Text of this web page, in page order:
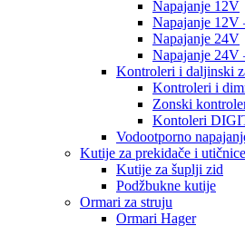
Napajanje 12V
Napajanje 12V
Napajanje 24V
Napajanje 24V
Kontroleri i daljinski
Kontroleri i
Zonski
Kontoleri
Vodootporno
Kutije za prekidače i utičnice
Kutije za šuplji zid
Podžbukne kutije
Ormari za struju
Ormari Hager